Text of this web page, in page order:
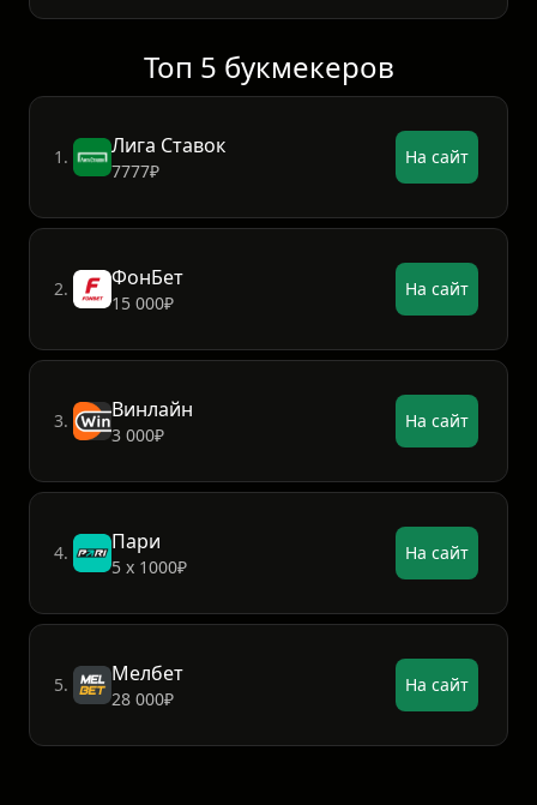
Топ 5 букмекеров
1. Лига Ставок
7777₽
На сайт
2. ФонБет
15 000₽
На сайт
3. Винлайн
3 000₽
На сайт
4. Пари
5 х 1000₽
На сайт
5. Мелбет
28 000₽
На сайт